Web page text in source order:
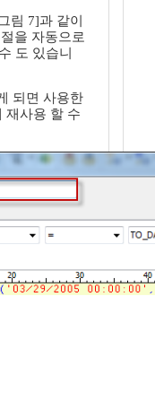
림 7]과 같이
을 자동으로
도 있습니
되면 사용한
재사용 할 수